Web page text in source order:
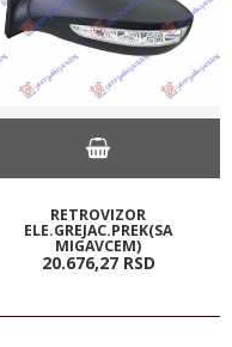
RETROVIZOR
ELE.GREJAC.PREK(SA
MIGAVCEM)
20.676,27 RSD